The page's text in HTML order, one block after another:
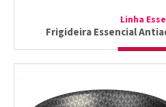
Linha
Frigideira Essencial